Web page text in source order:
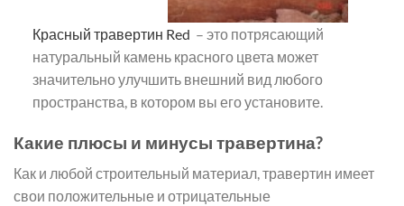
Красный травертин Red – это потрясающий
натуральный камень красного цвета может
значительно улучшить внешний вид любого
пространства, в котором вы его установите.
Какие плюсы и минусы травертина?
Как и любой строительный материал, травертин имеет
свои положительные и отрицательные